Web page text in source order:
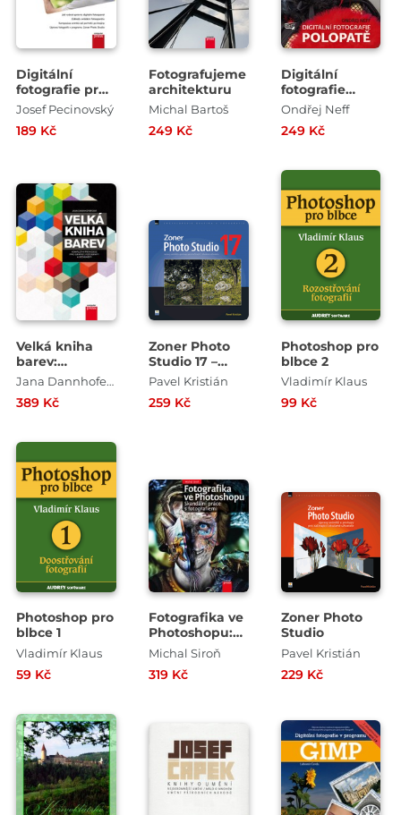
Digitální
fotografie pro
seniory
Josef Pecinovský
189 Kč
Fotografujeme
architekturu
Michal Bartoš
249 Kč
Digitální
fotografie
polopatě
Ondřej Neff
249 Kč
Velká kniha
barev:
Kompletní
grafiky,
Jana Dannhoferová
389 Kč
Zoner Photo
Studio 17 –
úpravy snímků
začínající i
Pavel Kristián
259 Kč
Photoshop pro
blbce 2
Vladimír Klaus
99 Kč
Photoshop pro
blbce 1
Vladimír Klaus
59 Kč
Fotografika ve
Photoshopu:
Skandální
fotografiemi
Michal Siroň
319 Kč
Zoner Photo
Studio
Pavel Kristián
229 Kč